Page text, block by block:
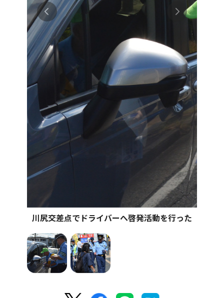
川尻交差点でドライバーへ啓発活動を行った